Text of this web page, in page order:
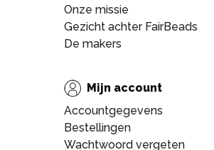
Onze missie
Gezicht achter FairBeads
De makers
Mijn account
Accountgegevens
Bestellingen
Wachtwoord vergeten